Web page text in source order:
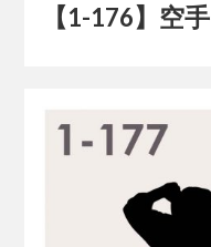
【1-176】空手